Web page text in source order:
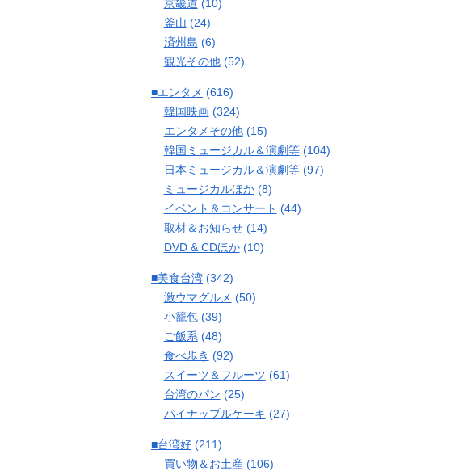
京畿道 (10)
釜山 (24)
済州島 (6)
観光その他(52)
■エンタメ (616)
韓国映画(324)
エンタメその他(15)
韓国ミュージカル＆演劇等(104)
日本ミュージカル＆演劇等(97)
ミュージカルほか(8)
イベント＆コンサート (44)
取材＆お知らせ(14)
DVD & CDほか(10)
■美食台湾 (342)
激ウマグルメ (50)
小籠包(39)
ご飯系 (48)
食べ歩き (92)
スイーツ＆フルーツ (61)
台湾のパン (25)
パイナップルケーキ (27)
■台湾好 (211)
買い物＆お土産(106)